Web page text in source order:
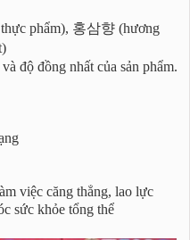
phẩm), 홍삼향 (hương
độ đồng nhất của sản phẩm.
việc căng thẳng, lao lực
sức khỏe tổng thể